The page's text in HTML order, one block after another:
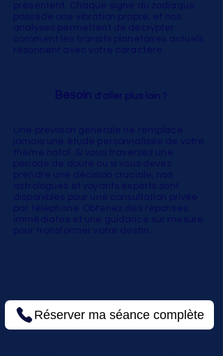
présentent. Chaque signe du zodiaque
possède une vibration propre, et nos
analyses permettent de décrypter
comment les transits planétaires actuels
résonnent avec votre caractère.
Besoin d'aller plus loin ?
Une prévision générale ne remplace
jamais une étude personnalisée de votre
thème natal. Si vous traversez une
période de doute ou si vous devez
prendre une décision cruciale, nos
astrologues et voyants experts sont
disponibles pour une consultation privée
par téléphone. Obtenez des réponses
immédiates et une guidance sur mesure
pour transformer votre destin.
Réserver ma séance complète